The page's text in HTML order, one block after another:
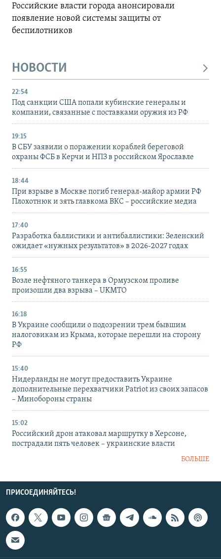
Российские власти города анонсировали
появление новой системы защиты от
беспилотников
НОВОСТИ
22:54
Под санкции США попали кубинские генералы и
компании, связанные с поставками оружия из РФ
19:15
В СБУ заявили о поражении кораблей береговой
охраны ФСБ в Керчи и НПЗ в российском Ярославле
18:44
При взрыве в Москве погиб генерал-майор армии РФ
Плохотнюк и зять главкома ВКС – российские медиа
17:40
Разработка баллистики и антибаллистики: Зеленский
ожидает «нужных результатов» в 2026-2027 годах
16:55
Возле нефтяного танкера в Ормузском проливе
произошли два взрыва – UKMTO
16:18
В Украине сообщили о подозрении трем бывшим
налоговикам из Крыма, которые перешли на сторону
РФ
15:40
Нидерланды не могут предоставить Украине
дополнительные перехватчики Patriot из своих запасов
– Минобороны страны
15:02
Российский дрон атаковал маршрутку в Херсоне,
пострадали пять человек – украинские власти
БОЛЬШЕ
ПРИСОЕДИНЯЙТЕСЬ!